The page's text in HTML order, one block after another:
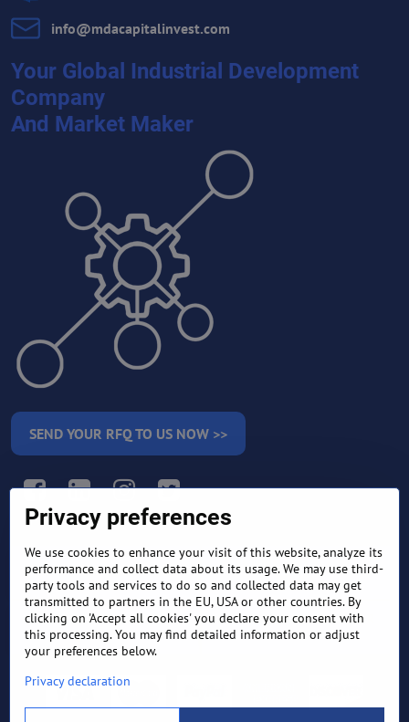
info​@mdacapitalinvest​.com
Your Global Industrial Development
Company
And Market Maker
SEND YOUR RFQ TO US NOW >>
TERMS AND CONDITIONS
RETURN AND REFUND
POLICY
FREQUENTLY ASKED
QUESTIONS
EXPORT FINANCE & LETTER
OF CREDIT
Privacy preferences
We use cookies to enhance your visit of this website, analyze its
performance and collect data about its usage. We may use third-
party tools and services to do so and collected data may get
transmitted to partners in the EU, USA or other countries. By
clicking on 'Accept all cookies' you declare your consent with
this processing. You may find detailed information or adjust
your preferences below.
Privacy declaration